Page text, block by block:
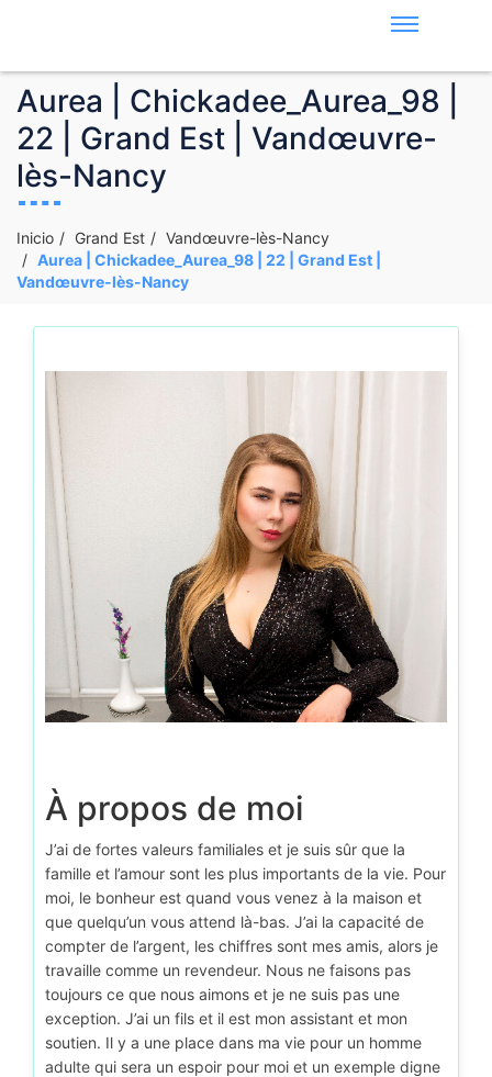
Aurea | Chickadee_Aurea_98 |
22 | Grand Est | Vandœuvre-
lès-Nancy
Inicio Grand Est
Vandœuvre-lès-Nancy
Aurea | Chickadee_Aurea_98 | 22 | Grand Est |
Vandœuvre-lès-Nancy
À propos de moi
J’ai de fortes valeurs familiales et je suis sûr que la
famille et l’amour sont les plus importants de la vie. Pour
moi, le bonheur est quand vous venez à la maison et
que quelqu’un vous attend là-bas. J’ai la capacité de
compter de l’argent, les chiffres sont mes amis, alors je
travaille comme un revendeur. Nous ne faisons pas
toujours ce que nous aimons et je ne suis pas une
exception. J’ai un fils et il est mon assistant et mon
soutien. Il y a une place dans ma vie pour un homme
adulte qui sera un espoir pour moi et un exemple digne